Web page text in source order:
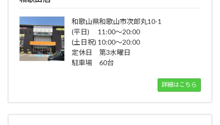
和歌山県和歌山市次郎丸10-1
(平日) 11:00～20:00
(土日祝) 10:00～20:00
定休日 第3水曜日
駐車場 60台
詳細はこちら